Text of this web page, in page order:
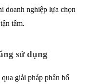
doanh nghiệp lựa chọn
tâm.
sử dụng
giải pháp phân bổ